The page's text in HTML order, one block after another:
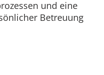
und eine
Betreuung